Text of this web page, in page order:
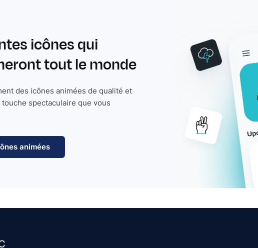
icônes qui
tout le monde
des icônes animées de qualité et
spectaculaire que vous
animées